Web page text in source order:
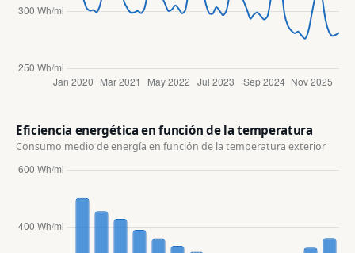
Eficiencia energética en función de la temperatura
Consumo medio de energía en función de la temperatura exterior